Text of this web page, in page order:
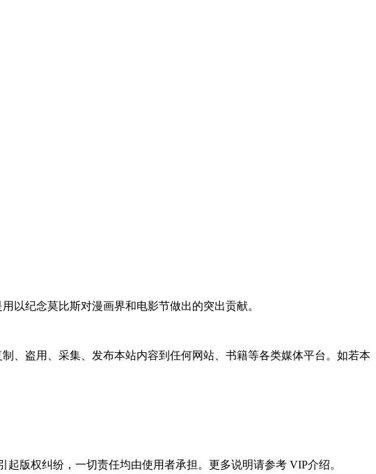
以纪念莫比斯对漫画界和电影节做出的突出贡献。
、盗用、采集、发布本站内容到任何网站、书籍等各类媒体平台。如若本
版权纠纷，一切责任均由使用者承担。更多说明请参考 VIP介绍。